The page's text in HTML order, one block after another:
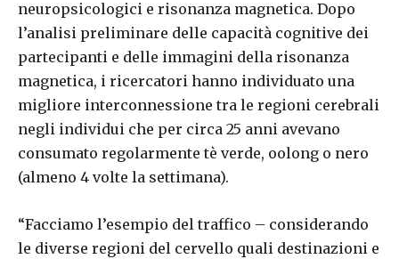
neuropsicologici e risonanza magnetica. Dopo
l’analisi preliminare delle capacità cognitive dei
partecipanti e delle immagini della risonanza
magnetica, i ricercatori hanno individuato una
migliore interconnessione tra le regioni cerebrali
negli individui che per circa 25 anni avevano
consumato regolarmente tè verde, oolong o nero
(almeno 4 volte la settimana).
“Facciamo l’esempio del traffico – considerando
le diverse regioni del cervello quali destinazioni e